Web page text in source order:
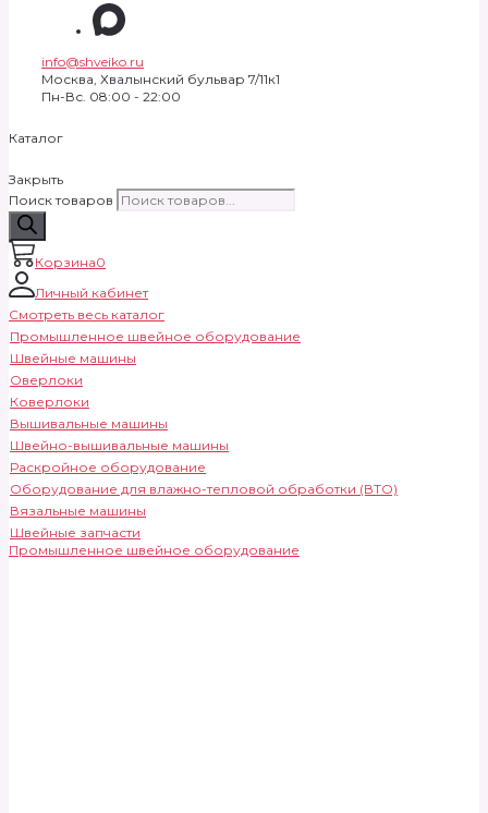
info@shveiko.ru
Москва, Хвалынский бульвар 7/11к1
Пн-Вс. 08:00 - 22:00
Каталог
Закрыть
Поиск товаров
Корзина0
Личный кабинет
Смотреть весь каталог
Промышленное швейное оборудование
Швейные машины
Оверлоки
Коверлоки
Вышивальные машины
Швейно-вышивальные машины
Раскройное оборудование
Оборудование для влажно-тепловой обработки (ВТО)
Вязальные машины
Швейные запчасти
Промышленное швейное оборудование